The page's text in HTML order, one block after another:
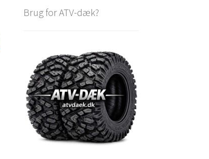
Brug for ATV-dæk?